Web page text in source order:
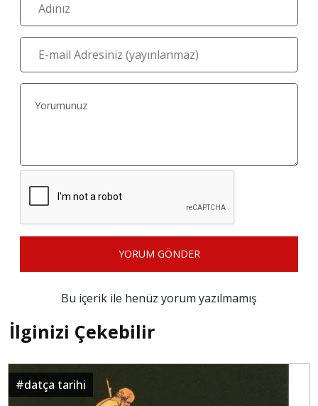
YORUM GÖNDER
Bu içerik ile henüz yorum yazılmamış
İlginizi Çekebilir
#datça tarihi